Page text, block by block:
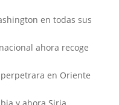
en todas sus
ahora recoge
en Oriente
y ahora Siria